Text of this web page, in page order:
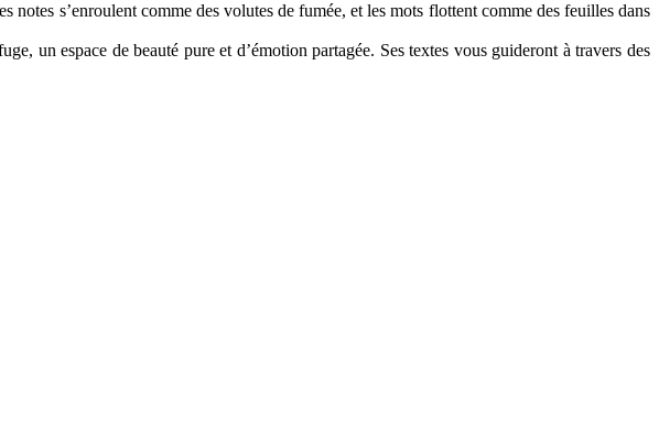
notes s’enroulent comme des volutes de fumée, et les mots flottent comme des feuilles dans
un espace de beauté pure et d’émotion partagée. Ses textes vous guideront à travers des